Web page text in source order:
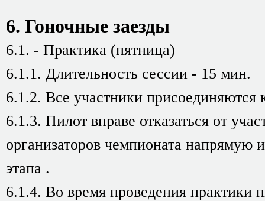
6. Гоночные заезды
6.1. - Практика (пятница)
6.1.1. Длительность сессии - 15 мин.
6.1.2. Все участники присоединяются
6.1.3. Пилот вправе отказаться от
организаторов чемпионата напрямую
этапа .
6.1.4. Во время проведения практики